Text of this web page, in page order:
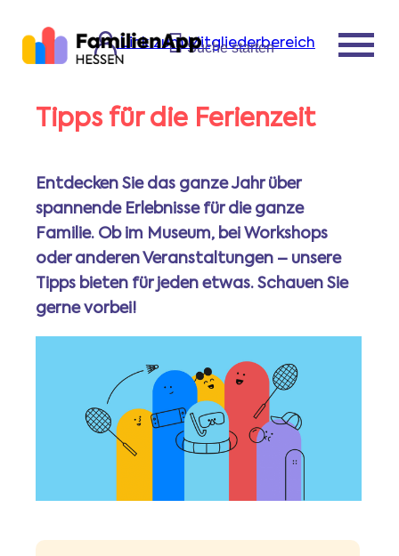
Link zum Mitgliederbereich
Suche starten
Leistungen der
FamilienApp
Aktuelles, Tipps,
Veranstaltungen
Partner & Angebote
Newsletter
Mitgliederbereich
Tipps für die Ferienzeit
Entdecken Sie das ganze Jahr über
spannende Erlebnisse für die ganze
Familie. Ob im Museum, bei Workshops
oder anderen Veranstaltungen – unsere
Tipps bieten für jeden etwas. Schauen Sie
gerne vorbei!